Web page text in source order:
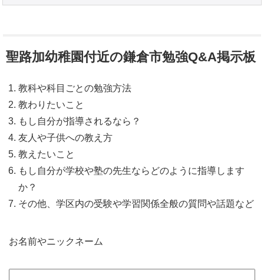
聖路加幼稚園付近の鎌倉市勉強Q&A掲示板
教科や科目ごとの勉強方法
教わりたいこと
もし自分が指導されるなら？
友人や子供への教え方
教えたいこと
もし自分が学校や塾の先生ならどのように指導します
か？
その他、学区内の受験や学習関係全般の質問や話題など
お名前やニックネーム